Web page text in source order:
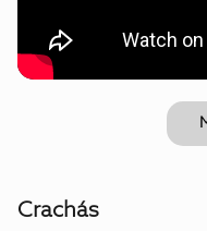
Crachás